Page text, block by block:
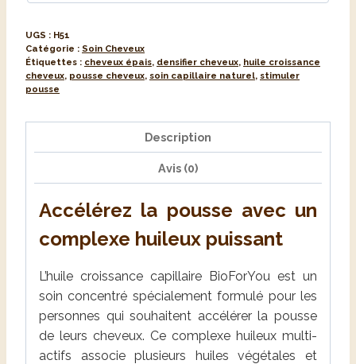
UGS : H51
Catégorie : Soin Cheveux
Étiquettes : cheveux épais, densifier cheveux, huile croissance
cheveux, pousse cheveux, soin capillaire naturel, stimuler
pousse
Description
Avis (0)
Accélérez la pousse avec un
complexe huileux puissant
L’huile croissance capillaire BioForYou est un
soin concentré spécialement formulé pour les
personnes qui souhaitent accélérer la pousse
de leurs cheveux. Ce complexe huileux multi-
actifs associe plusieurs huiles végétales et